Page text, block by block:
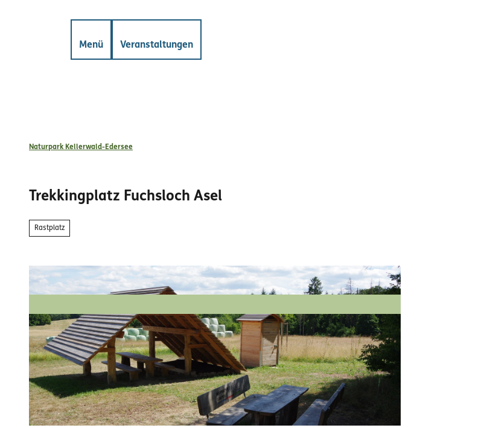
SucheMenü Veranstaltungen
Naturpark Kellerwald-Edersee
Trekkingplatz Fuchsloch Asel
Rastplatz